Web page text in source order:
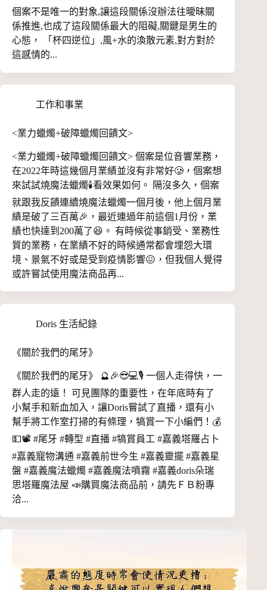
個案不是唯一的對象,讓這段關係沒辦法往曖昧關
係推進,也成了這段關係最大的阻礙,關鍵是男生的
心態， 「杯四逆位」,風+水的渙散元素,對方對於
這感情的...
工作和事業
<業力蠟燭+破障蠟燭回饋文>
<業力蠟燭+破障蠟燭回饋文> 個案是位音響業務，
在2022年時這幾個月業績並沒有非常好🥲，個案想
來試試燒魔法蠟燭🕯️看效果如何。 隔沒多久，個案
就跟我反饋連續燒魔法蠟燭一個月後，他上個月業
績是破了三百萬🎉，最近連過年前這個1月份，業
績也快達到200萬了😆。 有時候從事銷受、業務性
質的業務，在業績不好的時候通常都會埋怨大環
境、景氣不好或是受到疫情影響😖，但我個人覺得
或許嘗試使用魔法商品再...
Doris 生活紀錄
《關於我們的尾牙》
《關於我們的尾牙》 🔮🎉😎💻🎙️ 一個人走得快，一
群人走的遠！ 可見團隊的重要性，在年底時有了
小幫手和新血加入，讓Doris嘗試了直播，還有小
幫手將工作室打掃的有條理，犒賞一下小編們！💰
💵📽️ #尾牙 #轉型 #直播 #犒賞員工 #嘉義塔羅占卜
#嘉義寵物溝通 #嘉義前世今生 #嘉義靈擺 #嘉義星
盤 #嘉義魔法蠟燭 #嘉義魔法噴霧 #嘉義doris朵瑞
思塔羅魔法屋 📣購買魔法商品前，請先ＦＢ粉專
洽...